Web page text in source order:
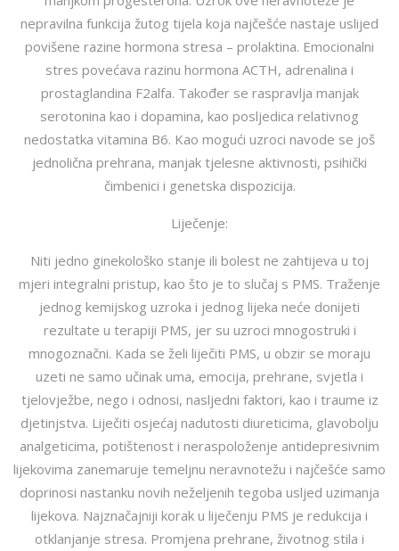
nepravilna funkcija žutog tijela koja najčešće nastaje uslijed
povišene razine hormona stresa – prolaktina. Emocionalni
stres povećava razinu hormona ACTH, adrenalina i
prostaglandina F2alfa. Također se raspravlja manjak
serotonina kao i dopamina, kao posljedica relativnog
nedostatka vitamina B6. Kao mogući uzroci navode se još
jednolična prehrana, manjak tjelesne aktivnosti, psihički
čimbenici i genetska dispozicija.
Liječenje:
Niti jedno ginekološko stanje ili bolest ne zahtijeva u toj
mjeri integralni pristup, kao što je to slučaj s PMS. Traženje
jednog kemijskog uzroka i jednog lijeka neće donijeti
rezultate u terapiji PMS, jer su uzroci mnogostruki i
mnogoznačni. Kada se želi liječiti PMS, u obzir se moraju
uzeti ne samo učinak uma, emocija, prehrane, svjetla i
tjelovježbe, nego i odnosi, nasljedni faktori, kao i traume iz
djetinjstva. Liječiti osjećaj nadutosti diureticima, glavobolju
analgeticima, potištenost i neraspoloženje antidepresivnim
lijekovima zanemaruje temeljnu neravnotežu i najčešće samo
doprinosi nastanku novih neželjenih tegoba usljed uzimanja
lijekova. Najznačajniji korak u liječenju PMS je redukcija i
otklanjanje stresa. Promjena prehrane, životnog stila i